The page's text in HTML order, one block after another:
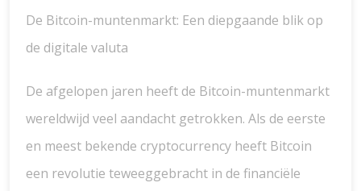
De Bitcoin-muntenmarkt: Een diepgaande blik op
de digitale valuta
De afgelopen jaren heeft de Bitcoin-muntenmarkt
wereldwijd veel aandacht getrokken. Als de eerste
en meest bekende cryptocurrency heeft Bitcoin
een revolutie teweeggebracht in de financiële